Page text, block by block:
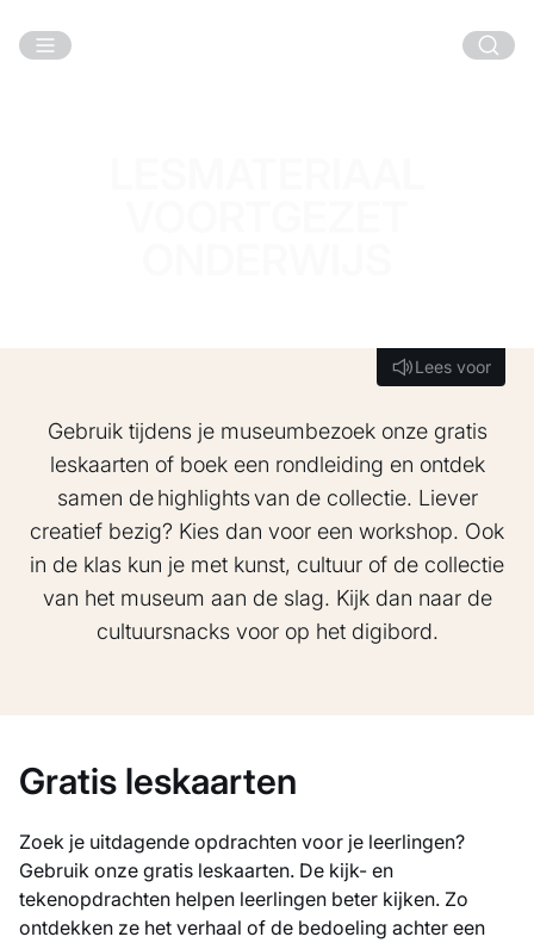
Lees voor
Lees voor
Gebruik tijdens je museumbezoek onze gratis
leskaarten of boek een rondleiding en ontdek
samen de highlights van de collectie. Liever
creatief bezig? Kies dan voor een workshop. Ook
in de klas kun je met kunst, cultuur of de collectie
van het museum aan de slag. Kijk dan naar de
cultuursnacks voor op het digibord.
Gratis leskaarten
Zoek je uitdagende opdrachten voor je leerlingen?
Gebruik onze gratis leskaarten. De kijk- en
tekenopdrachten helpen leerlingen beter kijken. Zo
ontdekken ze het verhaal of de bedoeling achter een